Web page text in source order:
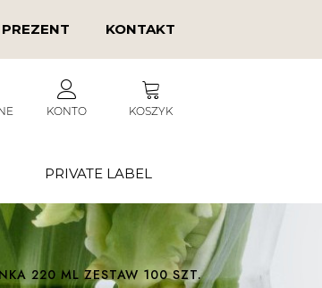
KONTAKT
KONTO KOSZYK
PRIVATE LABEL
220 ML ZESTAW 100 SZT.